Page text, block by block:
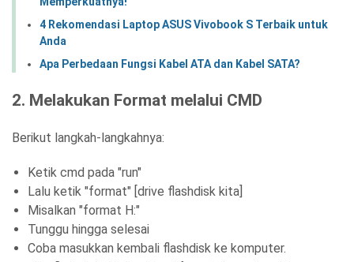
4 Rekomendasi Laptop ASUS Vivobook S Terbaik untuk
Anda
Apa Perbedaan Fungsi Kabel ATA dan Kabel SATA?
2. Melakukan Format melalui CMD
Berikut langkah-langkahnya:
Ketik cmd pada "run"
Lalu ketik "format" [drive flashdisk kita]
Misalkan "format H:"
Tunggu hingga selesai
Coba masukkan kembali flashdisk ke komputer.